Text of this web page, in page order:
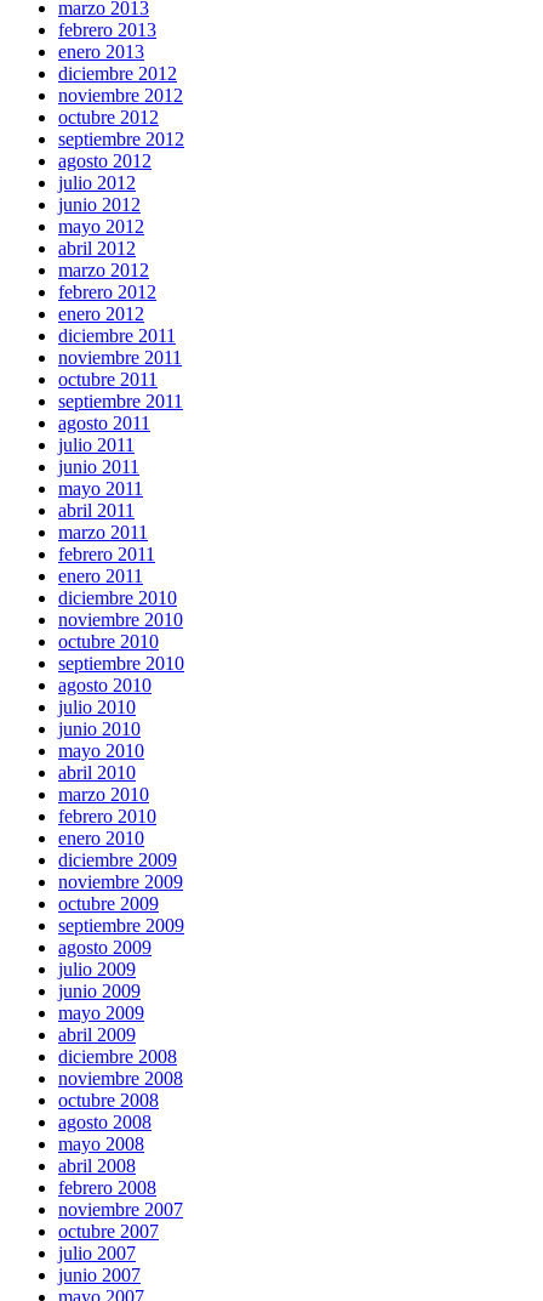
marzo 2013
febrero 2013
enero 2013
diciembre 2012
noviembre 2012
octubre 2012
septiembre 2012
agosto 2012
julio 2012
junio 2012
mayo 2012
abril 2012
marzo 2012
febrero 2012
enero 2012
diciembre 2011
noviembre 2011
octubre 2011
septiembre 2011
agosto 2011
julio 2011
junio 2011
mayo 2011
abril 2011
marzo 2011
febrero 2011
enero 2011
diciembre 2010
noviembre 2010
octubre 2010
septiembre 2010
agosto 2010
julio 2010
junio 2010
mayo 2010
abril 2010
marzo 2010
febrero 2010
enero 2010
diciembre 2009
noviembre 2009
octubre 2009
septiembre 2009
agosto 2009
julio 2009
junio 2009
mayo 2009
abril 2009
diciembre 2008
noviembre 2008
octubre 2008
agosto 2008
mayo 2008
abril 2008
febrero 2008
noviembre 2007
octubre 2007
julio 2007
junio 2007